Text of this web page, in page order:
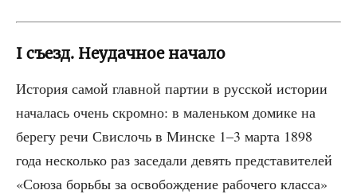
I съезд. Неудачное начало
Исто­рия самой глав­ной пар­тии в рус­ской исто­рии
нача­лась очень скром­но: в малень­ком доми­ке на
бере­гу речи Свис­лочь в Мин­ске 1–3 мар­та 1898
года несколь­ко раз засе­да­ли девять пред­ста­ви­те­лей
«Сою­за борь­бы за осво­бож­де­ние рабо­че­го клас­са»